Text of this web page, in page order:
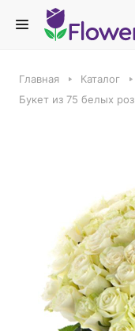
Главная Каталог
Букет из 75 белых роз